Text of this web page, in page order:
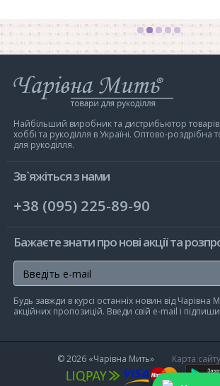
Інтернет-
магазин
Мить
Найбільший виробник та дистрибьютор товарів
хоббі та рукоділля в Україні. Оптово-роздрібна
для рукоділля.
Зв`яжіться з нами
+38 (095) 225-89-90
Бажаєте знати про нові акції та
Будь завжди в курсі останніх новин від
акційних пропозицій. Введи свій e-mail і
© 2026 «Чарівна Мить» Карта сайту